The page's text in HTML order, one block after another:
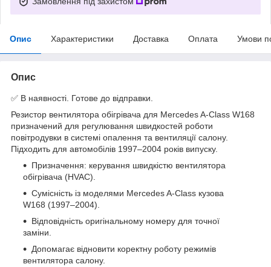
Опис Характеристики Доставка Оплата Умови
Опис
✅ В наявності. Готове до відправки.
Резистор вентилятора обігрівача для Mercedes A-Class W168
призначений для регулювання швидкостей роботи
повітродувки в системі опалення та вентиляції салону.
Підходить для автомобілів 1997–2004 років випуску.
Призначення: керування швидкістю вентилятора
обігрівача (HVAC).
Сумісність із моделями Mercedes A-Class кузова
W168 (1997–2004).
Відповідність оригінальному номеру для точної
заміни.
Допомагає відновити коректну роботу режимів
вентилятора салону.